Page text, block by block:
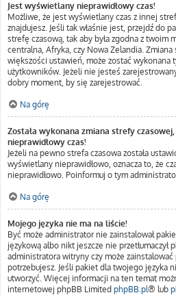
Jest wyświetlany nieprawidłowy czas!
Możliwe, że jest wyświetlany czas z innej
znajdujesz. Jeśli tak właśnie jest, przejdź do
strefę czasową, tak aby była zgodna z twoim
centralna, Afryka, czy Nowa Zelandia.
większości ustawień, może zostać wykonana
użytkowników. Jeżeli nie jesteś
dobry moment, by się zarejestrować.
Na górę
Została wykonana zmiana strefy
nieprawidłowy czas!
Jeżeli na pewno strefa czasowa została
wyświetlany nieprawidłowo, oznacza to, że
nieprawidłowo. Poinformuj o tym
Na górę
Mojego języka nie ma na liście!
Być może administrator nie zainstalował
językową albo nikt jeszcze nie przetłumaczył
administratora witryny czy może
potrzebujesz. Jeśli pakiet dla twojego języka
utworzyć. Więcej informacji na ten temat
internetowej phpBB Limited phpBB.pl® lub